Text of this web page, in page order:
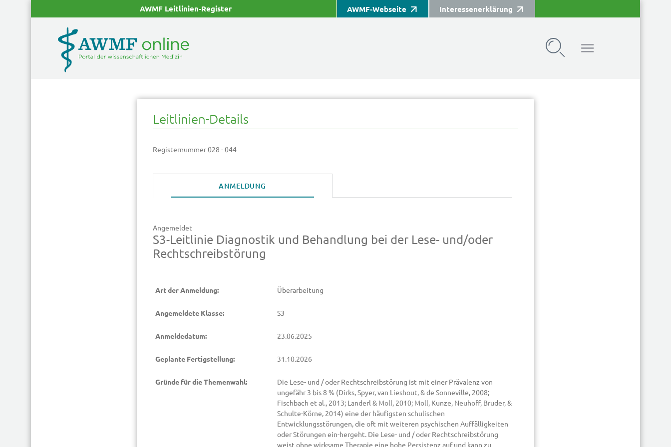
AWMF-Webseite Interessenerklärung
AWMF Leitlinien-Register
Leitlinien-Details
Registernummer 028 - 044
ANMELDUNG
Angemeldet
S3-Leitlinie Diagnostik und Behandlung bei der Lese- und/oder
Rechtschreibstörung
Art der Anmeldung: Überarbeitung
Angemeldete Klasse: S3
Anmeldedatum: 23.06.2025
Geplante Fertigstellung: 31.10.2026
Gründe für die Themenwahl:
Die Lese- und / oder Rechtschreibstörung ist mit einer Prävalenz von
ungefähr 3 bis 8 % (Dirks, Spyer, van Lieshout, & de Sonneville, 2008;
Fischbach et al., 2013; Landerl & Moll, 2010; Moll, Kunze, Neuhoff, Bruder, &
Schulte-Körne, 2014) eine der häufigsten schulischen
Entwicklungsstörungen, die oft mit weiteren psychischen Auffälligkeiten
oder Störungen ein-hergeht. Die Lese- und / oder Rechtschreibstörung
weist ohne wirksame Therapie eine hohe Persistenz auf und kann zu